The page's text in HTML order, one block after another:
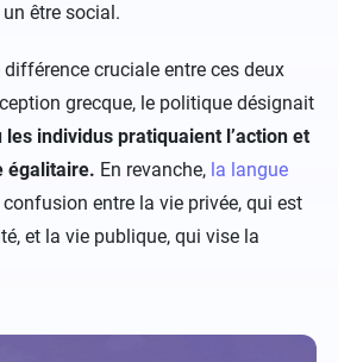
être social.
cruciale entre ces deux
grecque, le politique désignait
les individus pratiquaient l’action et
égalitaire. En revanche, la langue
entre la vie privée, qui est
et la vie publique, qui vise la